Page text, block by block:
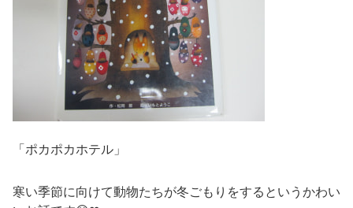
「ポカポカホテル」
寒い季節に向けて動物たちが冬ごもりをするというかわい